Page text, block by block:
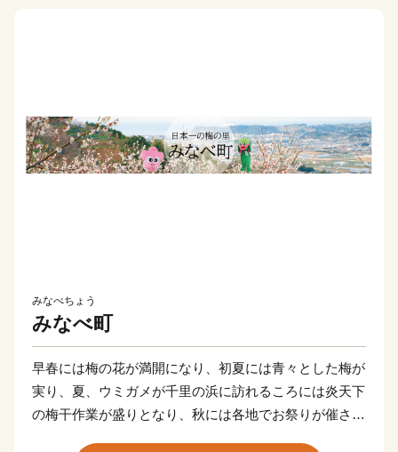
みなべちょう
みなべ町
早春には梅の花が満開になり、初夏には青々とした梅が
実り、夏、ウミガメが千里の浜に訪れるころには炎天下
の梅干作業が盛りとなり、秋には各地でお祭りが催され